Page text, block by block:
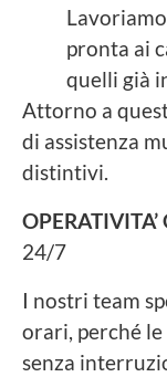
pronta ai
quelli già
Attorno a
di assistenza
distintivi.
24/7
I nostri team
orari, perché
senza